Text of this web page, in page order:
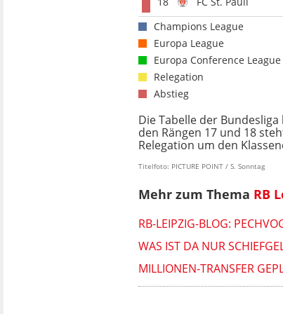
Champions League
Europa League
Europa Conference League
Relegation
Abstieg
Die Tabelle der
den Rängen 17 und 18
Relegation um den
Titelfoto: PICTURE POINT / S. Sonntag
Mehr zum Thema RB
RB-LEIPZIG-BLOG:
WAS IST DA NUR
MILLIONEN-TRANSFER